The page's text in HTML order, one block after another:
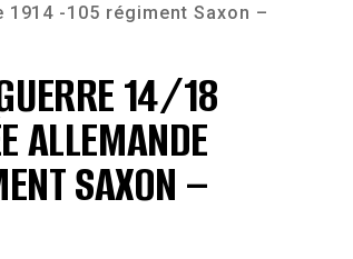
-105 régiment Saxon –
14/18
ALLEMANDE
SAXON –